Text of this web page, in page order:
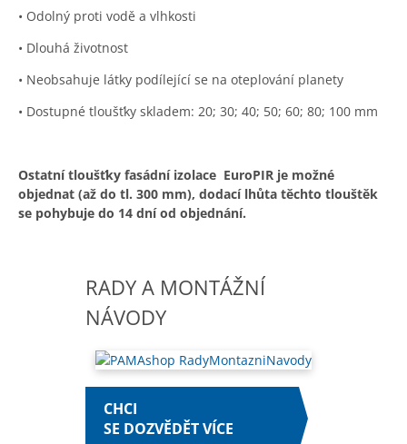
• Odolný proti vodě a vlhkosti
• Dlouhá životnost
• Neobsahuje látky podílející se na oteplování planety
• Dostupné tloušťky skladem: 20; 30; 40; 50; 60; 80; 100 mm
Ostatní tloušťky fasádní izolace EuroPIR je možné
objednat (až do tl. 300 mm), dodací lhůta těchto tlouštěk
se pohybuje do 14 dní od objednání.
RADY A MONTÁŽNÍ
NÁVODY
CHCI
SE DOZVĚDĚT VÍCE